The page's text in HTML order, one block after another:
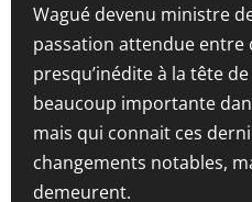
Wagué devenu ministre
passation attendue entre
presqu’inédite à la tête
beaucoup importante
mais qui connait ces
changements notables,
demeurent.